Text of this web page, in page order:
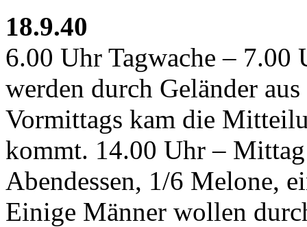
18.9.40
6.00 Uhr Tagwache – 7.00
werden durch Geländer
Vormittags kam die
kommt. 14.00 Uhr –
Abendessen, 1/6 Melone,
Einige Männer wollen